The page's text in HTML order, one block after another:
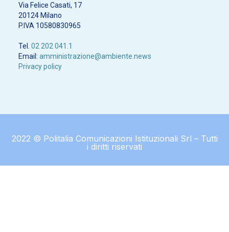
Via Felice Casati, 17
20124 Milano
P.IVA 10580830965
Tel. 02 202 041.1
Email: amministrazione@ambiente.news
Privacy policy
2022 © Politalia Comunicazioni Istituzionali Srl – Tutti
i diritti riservati